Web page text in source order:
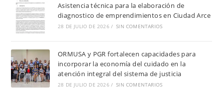
Asistencia técnica para la elaboración de
diagnostico de emprendimientos en Ciudad Arce
28 DE JULIO DE 2026 / SIN COMENTARIOS
ORMUSA y PGR fortalecen capacidades para
incorporar la economía del cuidado en la
atención integral del sistema de justicia
28 DE JULIO DE 2026 / SIN COMENTARIOS